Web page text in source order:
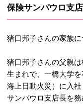
保険サンパウロ支
猪口邦子さんの家族に
猪口邦子さんの父親
生まれで、一橋大学
海上日動火災）に入
サンパウロ支店長を務